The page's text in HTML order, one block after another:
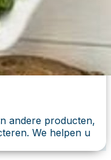
andere producten,
We helpen u